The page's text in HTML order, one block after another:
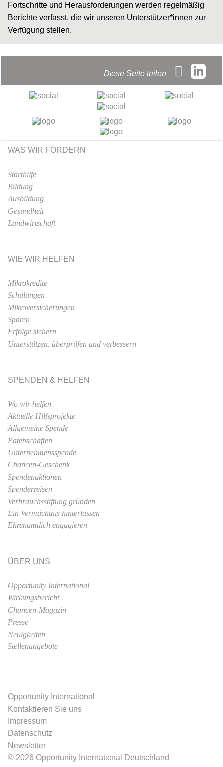
Fortschritte und Herausforderungen werden regelmäßig
Berichte verfasst, die wir unseren Unterstützer*innen zur
Verfügung stellen.
Diese Seite teilen
WAS WIR FÖRDERN
Starthilfe
Bildung
Ausbildung
Gesundheit
Landwirtschaft
WIE WIR HELFEN
Mikrokredite
Schulungen
Mikroversicherungen
Sparen
Erfolge sichern
Unterstützen, überprüfen und verbessern
SPENDEN & HELFEN
Wo wir helfen
Aktuelle Hilfsprojekte
Allgemeine Spende
Patenschaften
Unternehmensspende
Chancen-Geschenk
Spendenaktionen
Spenderreisen
Verbrauchsstiftung gründen
Ein Vermächtnis hinterlassen
Ehrenamtlich engagieren
ÜBER UNS
Opportunity International
Wirkungsbericht
Chancen-Magazin
Presse
Neuigkeiten
Stellenangebote
Opportunity International
Kontaktieren Sie uns
Impressum
Datenschutz
Newsletter
© 2026 Opportunity International Deutschland